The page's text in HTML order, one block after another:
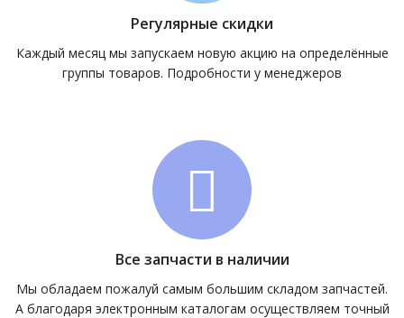
Регулярные скидки
Каждый месяц мы запускаем новую акцию на определённые
группы товаров. Подробности у менеджеров
Все запчасти в наличии
Мы обладаем пожалуй самым большим складом запчастей.
А благодаря электронным каталогам осуществляем точный